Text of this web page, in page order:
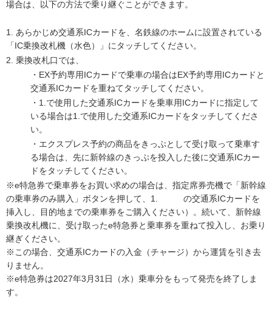
場合は、以下の方法で乗り継ぐことができます。
1. あらかじめ交通系ICカードを、名鉄線のホームに設置されている
「IC乗換改札機（水色）」にタッチしてください。
2. 乗換改札口では、
・EX予約専用ICカードで乗車の場合はEX予約専用ICカードと
交通系ICカードを重ねてタッチしてください。
・1.で使用した交通系ICカードを乗車用ICカードに指定して
いる場合は1.で使用した交通系ICカードをタッチしてくださ
い。
・エクスプレス予約の商品をきっぷとして受け取って乗車す
る場合は、先に新幹線のきっぷを投入した後に交通系ICカー
ドをタッチしてください。
※e特急券で乗車券をお買い求めの場合は、指定席券売機で「新幹線
の乗車券のみ購入」ボタンを押して、1. の交通系ICカードを
挿入し、目的地までの乗車券をご購入ください）。続いて、新幹線
乗換改札機に、受け取ったe特急券と乗車券を重ねて投入し、お乗り
継ぎください。
※この場合、交通系ICカードの入金（チャージ）から運賃を引き去
りません。
※e特急券は2027年3月31日（水）乗車分をもって発売を終了しま
す。